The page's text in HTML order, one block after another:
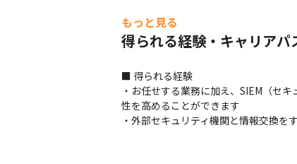
もっと見る
得られる経験・キャリアパ
■ 得られる経験
・お任せする業務に加え、SIEM（セ
性を高めることができます
・外部セキュリティ機関と情報交換